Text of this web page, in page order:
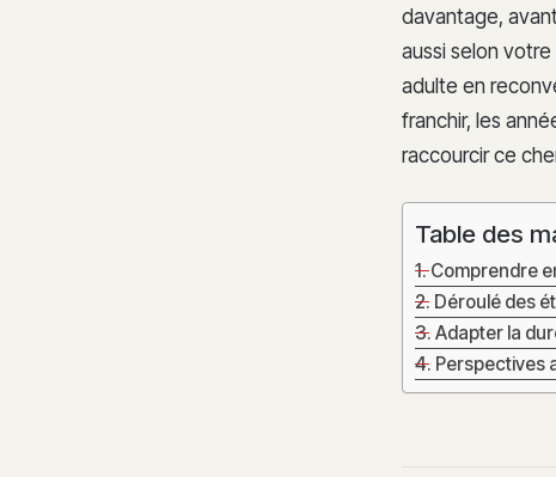
davantage,
aussi selon
adulte en
franchir, les
raccourcir ce
Table des
Comprendre
Déroulé des
Adapter la
Perspectives